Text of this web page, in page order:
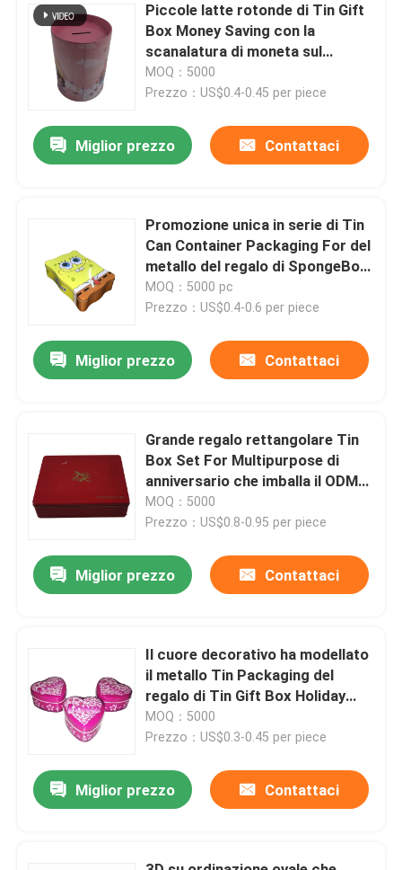
Casa.
Video
Su di noi
Visita alla fabbrica
Contattaci
Chiedi un preventivo
Biscotto Tin Can
Piccole latte rotonde di Tin Gift
Box Money Saving con la
scanalatura di moneta sul
coperchio
MOQ：5000
Prezzo：US$0.4-0.45 per piece
Miglior prezzo Contattaci
Promozione unica in serie di Tin
Can Container Packaging For del
metallo del regalo di SpongeBob
di forma
MOQ：5000 pc
Prezzo：US$0.4-0.6 per piece
Miglior prezzo Contattaci
Grande regalo rettangolare Tin
Box Set For Multipurpose di
anniversario che imballa il ODM
dell'OEM
MOQ：5000
Prezzo：US$0.8-0.95 per piece
Miglior prezzo Contattaci
Il cuore decorativo ha modellato
il metallo Tin Packaging del
regalo di Tin Gift Box Holiday
Promotion
MOQ：5000
Prezzo：US$0.3-0.45 per piece
Miglior prezzo Contattaci